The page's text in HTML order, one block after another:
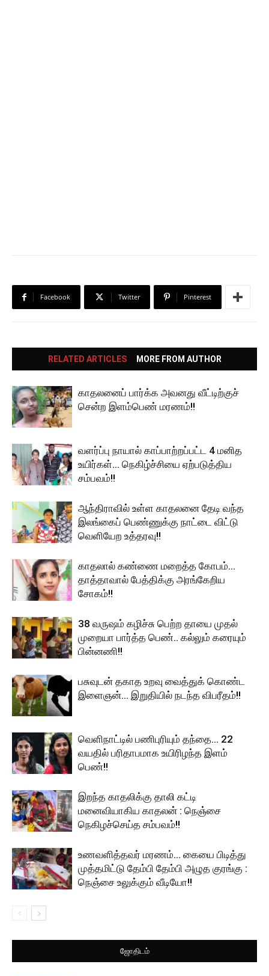
Facebook Twitter Pinterest
RELATED ARTICLES MORE FROM AUTHOR
காதலனைப் பார்க்க அவனது வீட்டிற்குச்
சென்ற இளம்பெண் மரணம்!!
வளர்ப்பு நாயால் காப்பாற்றப்பட்ட 4 மனித
உயிர்கள்… நெகிழ்ச்சியை ஏற்படுத்திய
சம்பவம்!!
ஆந்திராவில் உள்ள காதலனை தேடி வந்த
இலங்கைப் பெண்ணுக்கு நாட்டை விட்டு
வெளியேற உத்தரவு!!
காதலால் கண்ணை மறைத்த கோபம்…
தாத்தாவால் பேத்திக்கு அரங்கேறிய
சோகம்!!
38 வருஷம் கழிச்சு பெற்ற தாயை முதல்
முறையா பார்த்த பெண்.. கல்லும் கரையும்
பின்னணி!!
பசுவுடன் தகாத உறவு வைத்துக் கொண்ட
இளைஞன்… இறுதியில் நடந்த விபரீதம்!!
வெளிநாட்டில் பணிபுரியும் தந்தை… 22
வயதில் பரிதாபமாக உயிரிழந்த இளம்
பெண்!!
இறந்த காதலிக்கு தாலி கட்டி
மனைவியாகிய காதலன் : நெஞ்சை
நெகிழச்செய்த சம்பவம்!!
உணவளித்தவர் மரணம்… கையை பிடித்து
முத்தமிட்டு தேம்பி தேம்பி அழுத குரங்கு :
நெஞ்சை உலுக்கும் வீடியோ!!
ஜோதிடம்